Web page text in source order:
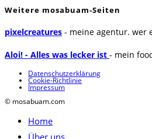
Weitere mosabuam-Seiten
pixelcreatures - meine agentur. wer
Aloi! - Alles was lecker ist - mein
Datenschutzerklärung
Cookie-Richtlinie
Impressum
© mosabuam.com
Home
Über uns